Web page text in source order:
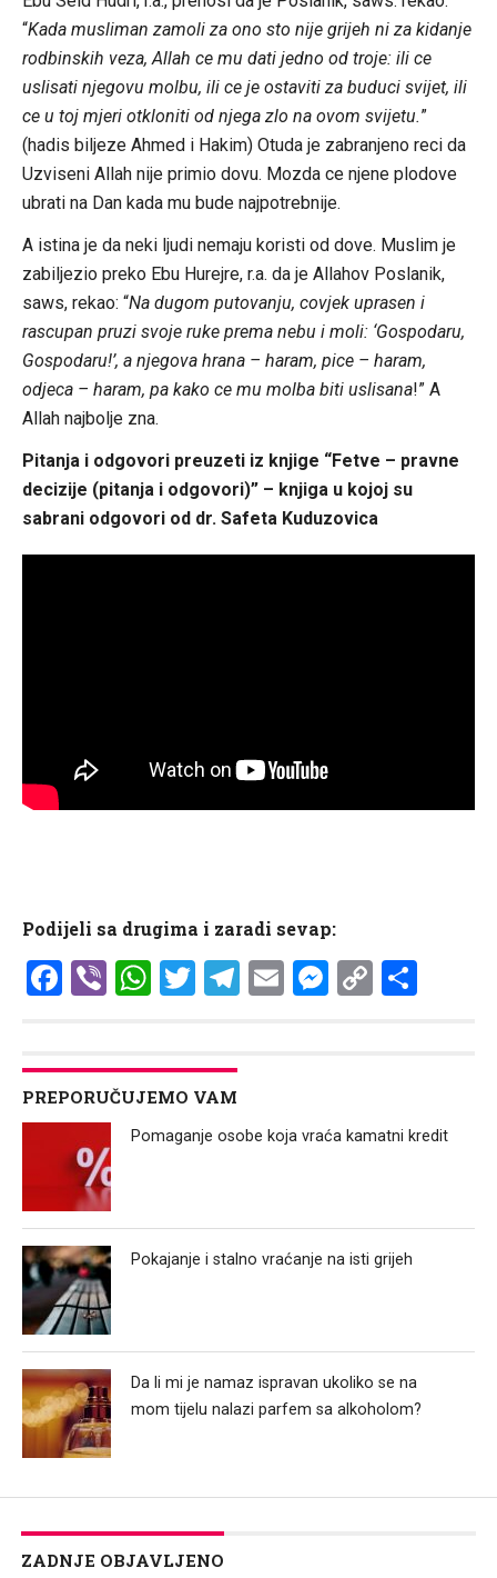
“Kada musliman zamoli za ono sto nije grijeh ni za kidanje
rodbinskih veza, Allah ce mu dati jedno od troje: ili ce
uslisati njegovu molbu, ili ce je ostaviti za buduci svijet, ili
ce u toj mjeri otkloniti od njega zlo na ovom svijetu.”
(hadis biljeze Ahmed i Hakim) Otuda je zabranjeno reci da
Uzviseni Allah nije primio dovu. Mozda ce njene plodove
ubrati na Dan kada mu bude najpotrebnije.
A istina je da neki ljudi nemaju koristi od dove. Muslim je
zabiljezio preko Ebu Hurejre, r.a. da je Allahov Poslanik,
saws, rekao: “Na dugom putovanju, covjek uprasen i
rascupan pruzi svoje ruke prema nebu i moli: ‘Gospodaru,
Gospodaru!’, a njegova hrana – haram, pice – haram,
odjeca – haram, pa kako ce mu molba biti uslisana!” A
Allah najbolje zna.
Pitanja i odgovori preuzeti iz knjige “Fetve – pravne
decizije (pitanja i odgovori)” – knjiga u kojoj su
sabrani odgovori od dr. Safeta Kuduzovica
Podijeli sa drugima i zaradi sevap:
Facebook
ViberWhatsApp
Twitter
Telegram
EmailCopy
PREPORUČUJEMO VAM
Pomaganje osobe koja vraća kamatni kredit
Pokajanje i stalno vraćanje na isti grijeh
Da li mi je namaz ispravan ukoliko se na
mom tijelu nalazi parfem sa alkoholom?
ZADNJE OBJAVLJENO